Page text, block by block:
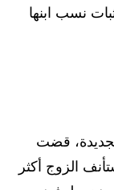
نسب ابنها
قضت
الزوج أكثر